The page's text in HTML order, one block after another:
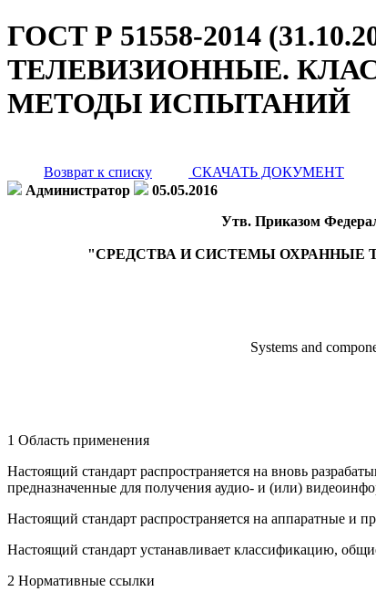
ГОСТ Р 51558-2014
ТЕЛЕВИЗИОННЫЕ.
МЕТОДЫ ИСПЫТАНИЙ
Возврат к списку
СКАЧАТЬ ДОКУМЕНТ
Администратор
05.05.2016
Утв. Приказом
"СРЕДСТВА И СИСТЕМЫ ОХРАННЫЕ
Systems and
1 Область применения
Настоящий стандарт распространяется на вновь
предназначенные для получения аудио- и (или)
Настоящий стандарт распространяется на аппаратные
Настоящий стандарт устанавливает классификацию,
2 Нормативные ссылки